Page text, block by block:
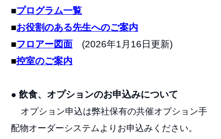
■プログラム一覧
■お役割のある先生へのご案内
■フロアー図面 (2026年1月16日更新)
■控室のご案内
● 飲食、オプションのお申込みについて
オプション申込は弊社保有の共催オプション手
配物オーダーシステムよりお申込みください。